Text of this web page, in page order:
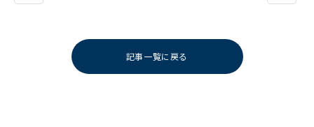
記事一覧に戻る